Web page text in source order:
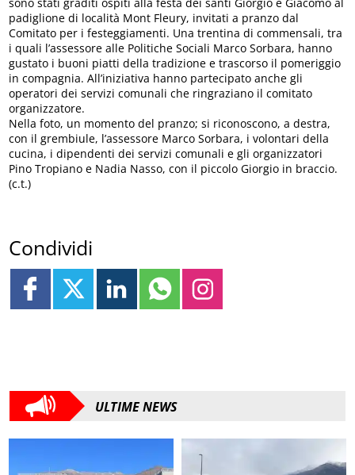
padiglione di località Mont Fleury, invitati a pranzo dal
Comitato per i festeggiamenti. Una trentina di commensali, tra
i quali l’assessore alle Politiche Sociali Marco Sorbara, hanno
gustato i buoni piatti della tradizione e trascorso il pomeriggio
in compagnia. All’iniziativa hanno partecipato anche gli
operatori dei servizi comunali che ringraziano il comitato
organizzatore.
Nella foto, un momento del pranzo; si riconoscono, a destra,
con il grembiule, l’assessore Marco Sorbara, i volontari della
cucina, i dipendenti dei servizi comunali e gli organizzatori
Pino Tropiano e Nadia Nasso, con il piccolo Giorgio in braccio.
(c.t.)
Condividi
ULTIME NEWS